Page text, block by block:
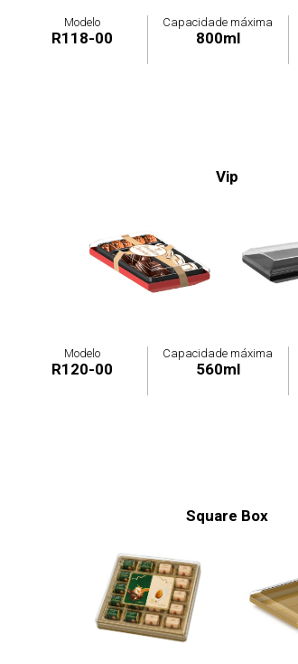
Modelo
R118-00
Capacidade máxima
800ml
Vip
Modelo
R120-00
Capacidade máxima
560ml
Square Box